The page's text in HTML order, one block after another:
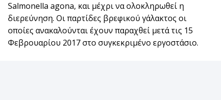
Salmonella agona, και μέχρι να ολοκληρωθεί η
διερεύνηση. Οι παρτίδες βρεφικού γάλακτος οι
οποίες ανακαλούνται έχουν παραχθεί μετά τις 15
Φεβρουαρίου 2017 στο συγκεκριμένο εργοστάσιο.